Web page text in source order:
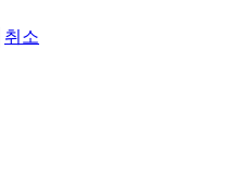
취소